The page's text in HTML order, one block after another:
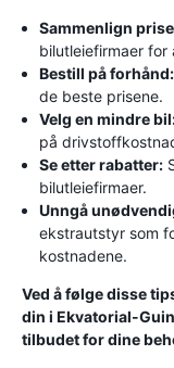
Sammenlign
bilutleiefirmaer
Bestill på forhånd:
de beste prisene.
Velg en mindre
på
Se etter rabatter:
bilutleiefirmaer.
Unngå
ekstrautstyr som
kostnadene.
Ved å følge disse
din i Ekvatorial-
tilbudet for dine